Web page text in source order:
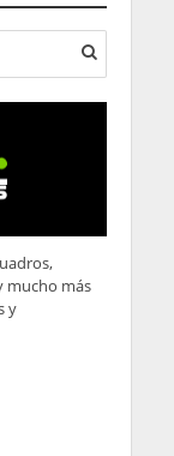
mucho más
y